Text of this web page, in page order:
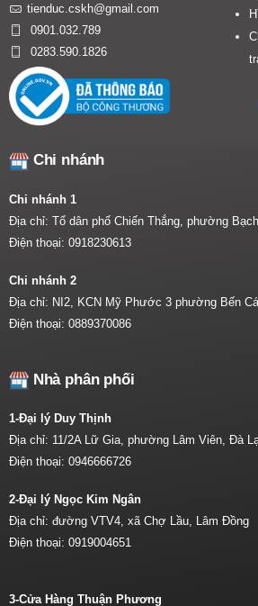
tienduc.cskh@gmail.com
0901.032.789
0283.590.1826
Chi nhánh
Chi nhánh 1
Địa chỉ: Tổ dân phố Chiến Thắng, phường
Điện thoại: 0918230613
Chi nhánh 2
Địa chỉ: NI2, KCN Mỹ Phước 3 phường Bến
Điện thoại: 0889370086
Nhà phân phối
1-Đại lý Duy Thịnh
Địa chỉ: 11/2A Lữ Gia, phường Lâm Viên, Đà
Điện thoại: 0946666726
2-Đại lý Ngọc Kim Ngân
Địa chỉ: đường VTV4, xã Chợ Lầu, Lâm Đồng
Điện thoại: 0919004651
3-Cửa Hàng Thuận Phương